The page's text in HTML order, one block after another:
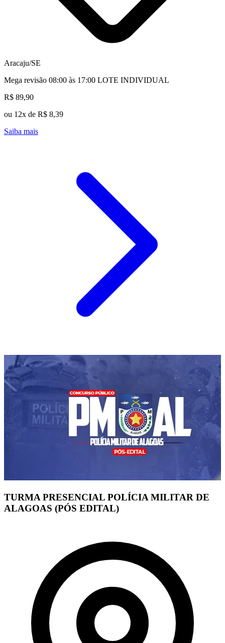
Aracaju/SE
Mega revisão 08:00 às 17:00 LOTE INDIVIDUAL
R$ 89,90
ou 12x de R$ 8,39
Saiba mais
TURMA PRESENCIAL POLÍCIA MILITAR DE
ALAGOAS (PÓS EDITAL)